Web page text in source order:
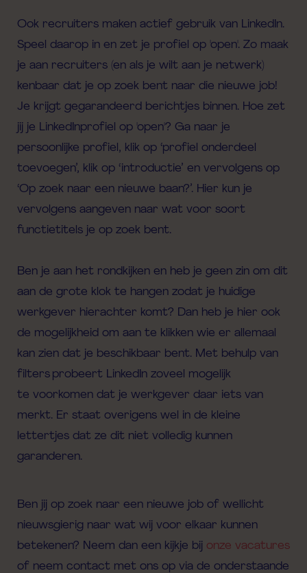
Ook recruiters maken actief gebruik van LinkedIn.
Speel daarop in en zet je profiel op 'open'. Zo maak
je aan recruiters (en als je wilt aan je netwerk)
kenbaar dat je op zoek bent naar die nieuwe job!
Je krijgt gegarandeerd berichtjes binnen. Hoe zet
jij je LinkedInprofiel op 'open'? Ga naar je
persoonlijke profiel, klik op ‘profiel onderdeel
toevoegen’, klik op ‘introductie’ en vervolgens op
‘Op zoek naar een nieuwe baan?’. Hier kun je
vervolgens aangeven naar wat voor soort
functietitels je op zoek bent.
Ben je aan het rondkijken en heb je geen zin om dit
aan de grote klok te hangen zodat je huidige
werkgever hierachter komt? Dan heb je hier ook
de mogelijkheid om aan te klikken wie er allemaal
kan zien dat je beschikbaar bent. Met behulp van
filters probeert LinkedIn zoveel mogelijk
te voorkomen dat je werkgever daar iets van
merkt. Er staat overigens wel in de kleine
lettertjes dat ze dit niet volledig kunnen
garanderen.
Ben jij op zoek naar een nieuwe job of wellicht
nieuwsgierig naar wat wij voor elkaar kunnen
betekenen? Neem dan een kijkje bij onze vacatures
of neem contact met ons op via de onderstaande